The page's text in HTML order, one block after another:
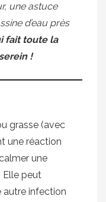
une astuce
d’eau près
fait toute la
!
grasse (avec
une réaction
une
Elle peut
autre infection